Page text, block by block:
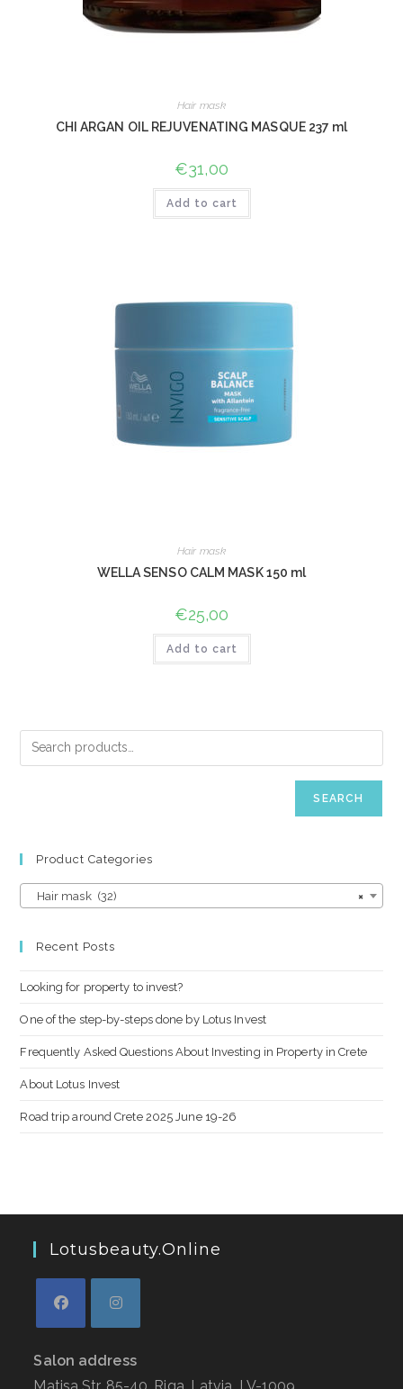
Hair mask
CHI ARGAN OIL REJUVENATING MASQUE 237 ml
€31,00
Add to cart
Hair mask
WELLA SENSO CALM MASK 150 ml
€25,00
Add to cart
SEARCH
Product Categories
×
Hair mask (32)
Recent Posts
Looking for property to invest?
One of the step-by-steps done by Lotus Invest
Frequently Asked Questions About Investing in Property in Crete
About Lotus Invest
Road trip around Crete 2025 June 19-26
Lotusbeauty.online
Salon address